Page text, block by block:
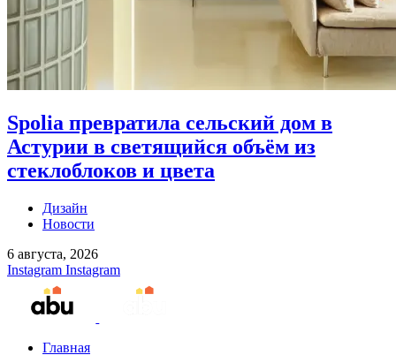
Spolia превратила сельский дом в
Астурии в светящийся объём из
стеклоблоков и цвета
Дизайн
Новости
6 августа, 2026
Instagram Instagram
Главная